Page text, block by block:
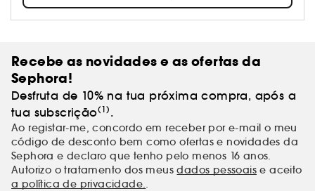
Recebe as novidades e as ofertas da
Sephora!
Desfruta de 10% na tua próxima compra, após a
tua subscrição(1) .
Ao registar-me, concordo em receber por e-mail o meu
código de desconto bem como ofertas e novidades da
Sephora e declaro que tenho pelo menos 16 anos.
Autorizo o tratamento dos meusdados pessoais e aceito
a política de privacidade.